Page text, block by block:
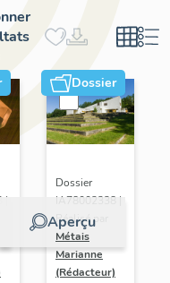
|
Dossier
Aperçu
Dossier
IA78002338 |
Réalisé par
Métais
Marianne
(Rédacteur)